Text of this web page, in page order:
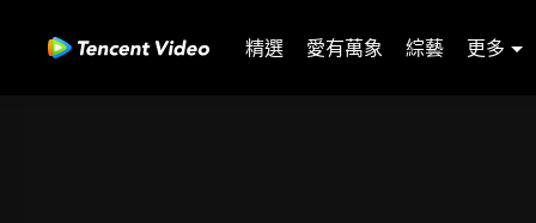
精選 愛有萬象 綜藝 更多